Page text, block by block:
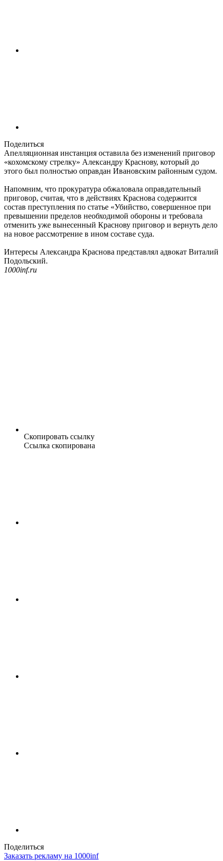
Поделиться
Апелляционная инстанция оставила без изменений приговор
«кохомскому стрелку» Александру Краснову, который до
этого был полностью оправдан Ивановским районным судом.
Напомним, что прокуратура обжаловала оправдательный
приговор, считая, что в действиях Краснова содержится
состав преступления по статье «Убийство, совершенное при
превышении пределов необходимой обороны и требовала
отменить уже вынесенный Краснову приговор и вернуть дело
на новое рассмотрение в ином составе суда.
Интересы Александра Краснова представлял адвокат Виталий
Подольский.
1000inf.ru
Скопировать ссылку
Ссылка скопирована
Поделиться
Заказать рекламу на 1000inf